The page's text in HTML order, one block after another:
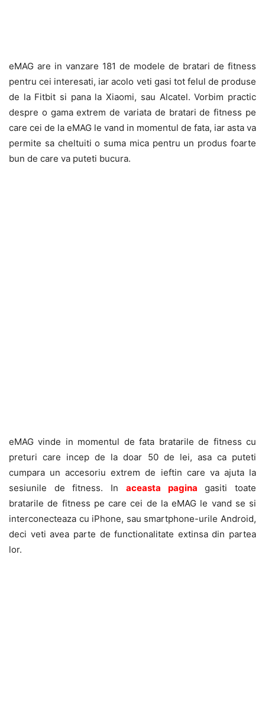
eMAG are in vanzare 181 de modele de bratari de fitness
pentru cei interesati, iar acolo veti gasi tot felul de produse
de la Fitbit si pana la Xiaomi, sau Alcatel. Vorbim practic
despre o gama extrem de variata de bratari de fitness pe
care cei de la eMAG le vand in momentul de fata, iar asta va
permite sa cheltuiti o suma mica pentru un produs foarte
bun de care va puteti bucura.
eMAG vinde in momentul de fata bratarile de fitness cu
preturi care incep de la doar 50 de lei, asa ca puteti
cumpara un accesoriu extrem de ieftin care va ajuta la
sesiunile de fitness. In aceasta pagina gasiti toate
bratarile de fitness pe care cei de la eMAG le vand se si
interconecteaza cu iPhone, sau smartphone-urile Android,
deci veti avea parte de functionalitate extinsa din partea
lor.